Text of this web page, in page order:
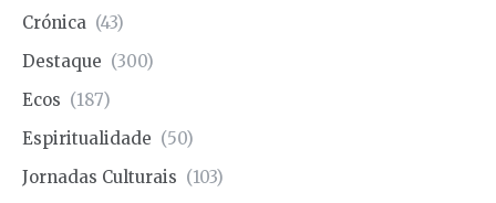
Crónica (43)
Destaque (300)
Ecos (187)
Espiritualidade (50)
Jornadas Culturais (103)